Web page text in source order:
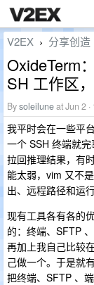
V2EX › 分享创造
OxideTerm
SH 工作区
Bysoleiluneat Jun 2
我平时会在一些平
一个 SSH 终端就
拉回推理结果，有
能太弱，vim 又不
出、远程路径和运
现有工具各有各的
的：终端、SFTP
再加上我自己比较
己做一个。于是就
把终端、SFTP 、